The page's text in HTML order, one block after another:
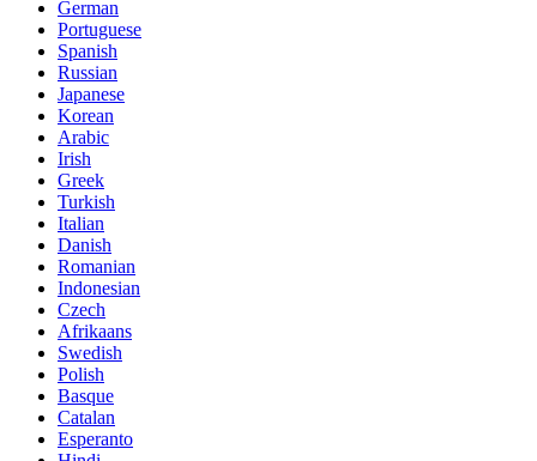
German
Portuguese
Spanish
Russian
Japanese
Korean
Arabic
Irish
Greek
Turkish
Italian
Danish
Romanian
Indonesian
Czech
Afrikaans
Swedish
Polish
Basque
Catalan
Esperanto